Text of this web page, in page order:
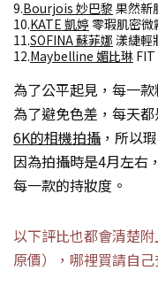
9.Bourjois 妙巴黎 果然新
10.KATE 凱婷 零瑕肌密微
11.SOFINA 蘇菲娜 漾緁輕
12.Maybelline 媚比琳
為了公平起見，每一
為了避免色差，每天
6K的相機拍攝 ，所以
因為拍攝時是4月左右
每一款的持妝度。
以下評比也都會清楚
原價），哪裡買請自己